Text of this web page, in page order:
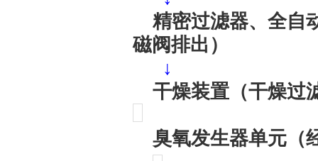
精密过滤器、全自
磁阀排出）
↓
干燥装置（干燥过
臭氧发生器单元（